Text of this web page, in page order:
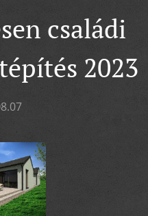
családi
2023